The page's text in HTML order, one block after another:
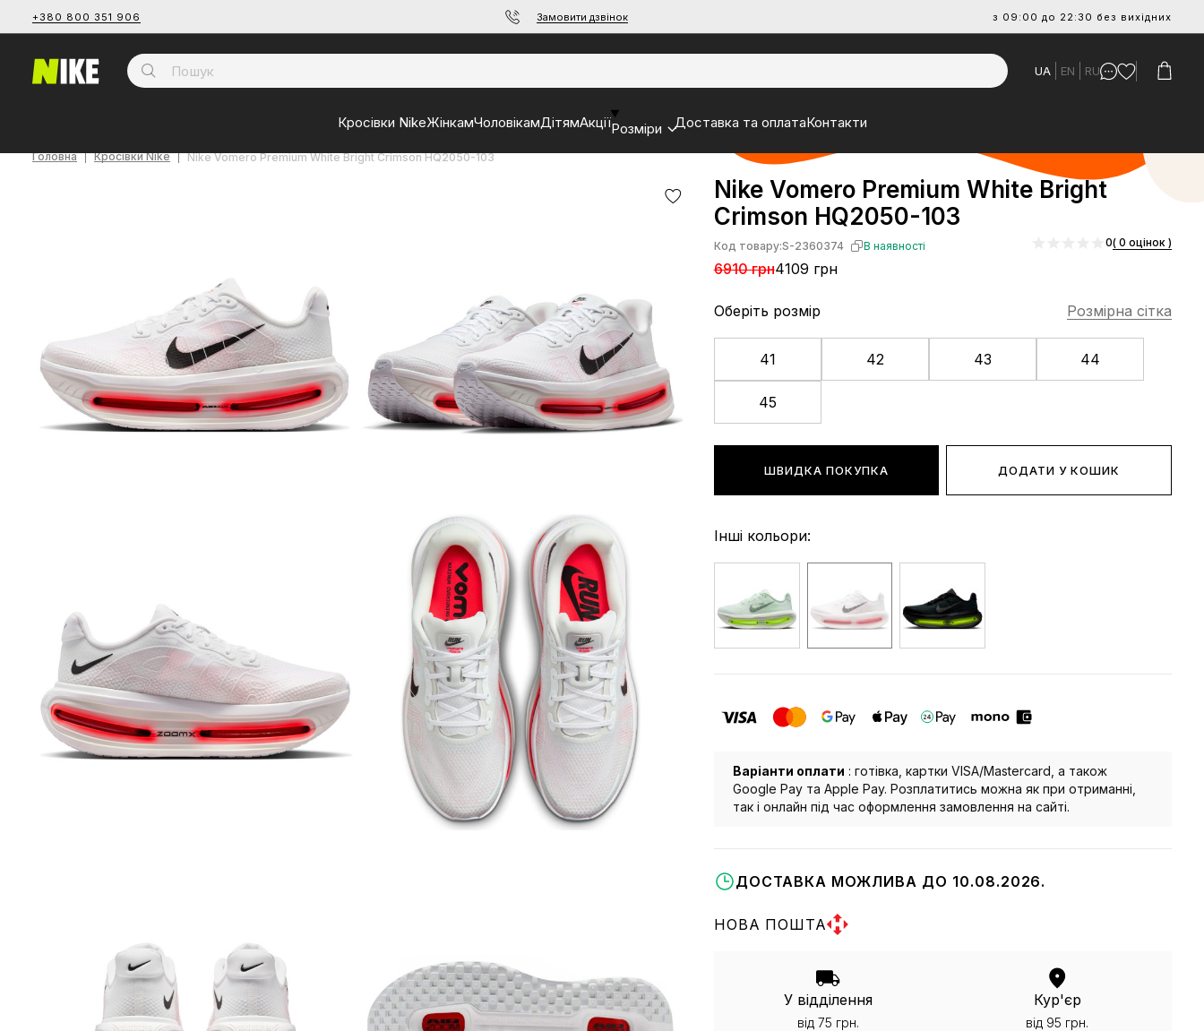
+380 800 351 906 Замовити дзвінок з 09:00 до 22:30 без вихідних
UA EN RU
Кросівки NikeЖінкамЧоловікамДітямАкціїРозміри Доставка та оплатаКонтакти
Головна Кросівки Nike Nike Vomero Premium White Bright Crimson HQ2050-103
Nike Vomero Premium White Bright
Crimson HQ2050-103
Код товару:S-2360374 В наявності
6910 грн4109 грн
0( 0 оцінок )
Оберіть розмір Розмірна сітка
41 42 43 44
45
ШВИДКА ПОКУПКА ДОДАТИ У КОШИК
Інші кольори:
Варіанти оплати : готівка, картки VISA/Mastercard, а також
Google Pay та Apple Pay. Розплатитись можна як при отриманні,
так і онлайн під час оформлення замовлення на сайті.
ДОСТАВКА МОЖЛИВА ДО 10.08.2026.
НОВА ПОШТА
У відділення
від 75 грн.
Кур'єр
від 95 грн.